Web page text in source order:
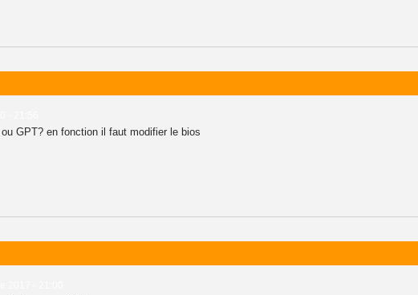
GPT? en fonction il faut modifier le bios